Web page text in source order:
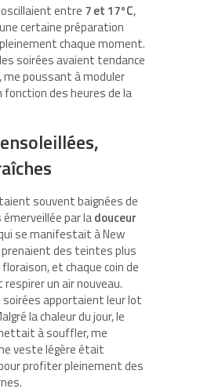
entre 7 et 17°C,
certaine préparation
chaque moment.
soirées avaient tendance
me poussant à moduler
des heures de la
souvent baignées de
par ladouceur
se manifestait à New
prenaient des teintes plus
et chaque coin de
un air nouveau.
soirées apportaient leur lot
la chaleur du jour, le
à souffler, me
veste légère était
profiter pleinement des